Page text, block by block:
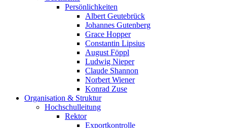
Persönlichkeiten
Albert Geutebrück
Johannes Gutenberg
Grace Hopper
Constantin Lipsius
August Föppl
Ludwig Nieper
Claude Shannon
Norbert Wiener
Konrad Zuse
Organisation & Struktur
Hochschulleitung
Rektor
Exportkontrolle